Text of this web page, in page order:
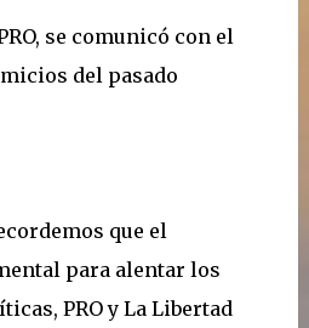
se comunicó con el
del pasado
que el
para alentar los
PRO y La Libertad